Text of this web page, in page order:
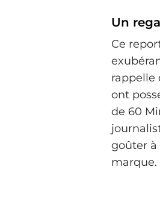
Un
Ce
rappelle
ont
de 60
goûter à
marque.